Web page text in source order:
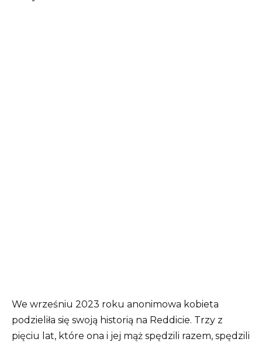
We wrześniu 2023 roku anonimowa kobieta
podzieliła się swoją historią na Reddicie. Trzy z
pięciu lat, które ona i jej mąż spędzili razem, spędzili